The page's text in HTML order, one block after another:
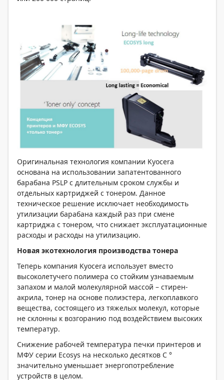
Оригинальная технология компании Kyocera
основана на использовании запатентованного
барабана PSLP с длительным сроком службы и
отдельных картриджей с тонером. Данное
техническое решение исключает необходимость
утилизации барабана каждый раз при смене
картриджа с тонером, что снижает эксплуатационные
расходы и расходы на утилизацию.
Новая экотехнология производства тонера
Теперь компания Kyocera использует вместо
высоколетучего полимера со стойким узнаваемым
запахом и малой молекулярной массой – стирен-
акрила, тонер на основе полиэстера, легкоплавкого
вещества, состоящего из тяжелых молекул, которые
не склонны к возгоранию под воздействием высоких
температур.
Снижение рабочей температура печки принтеров и
МФУ серии Ecosys на несколько десятков С °
значительно уменьшает энергопотребление
устройств в целом.